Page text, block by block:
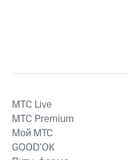
MTС Live
MTС Premium
Мой МТС
GOOD’OK